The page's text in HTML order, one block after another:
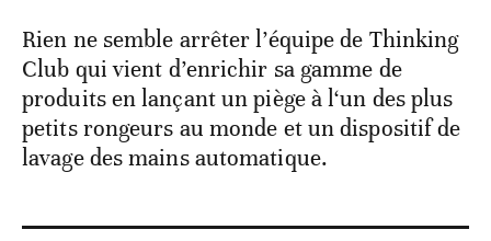
Rien ne semble arrêter l’équipe de Thinking
Club qui vient d’enrichir sa gamme de
produits en lançant un piège à l‘un des plus
petits rongeurs au monde et un dispositif de
lavage des mains automatique.